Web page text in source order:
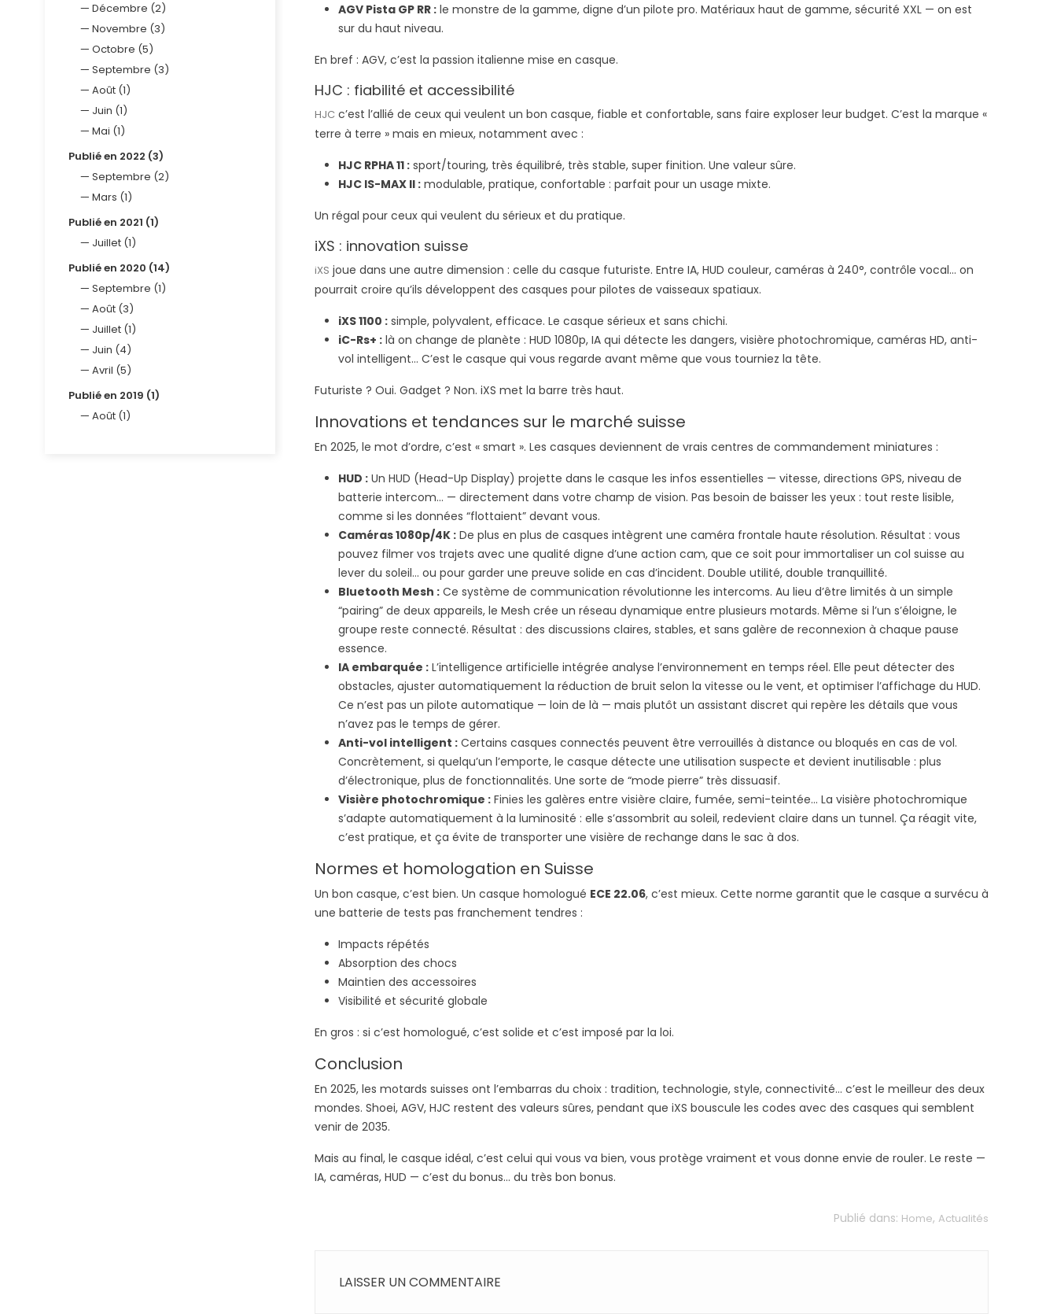
Décembre (2)
Novembre (3)
Octobre (5)
Septembre (3)
Août (1)
Juin (1)
Mai (1)
Publié en 2022 (3)
Septembre (2)
Mars (1)
Publié en 2021 (1)
Juillet (1)
Publié en 2020 (14)
Septembre (1)
Août (3)
Juillet (1)
Juin (4)
Avril (5)
Publié en 2019 (1)
Août (1)
AGV Pista GP RR :le monstre de la gamme, digne d’un pilote pro. Matériaux haut de gamme, sécurité XXL — on est
sur du haut niveau.
En bref : AGV, c’est la passion italienne mise en casque.
HJC : fiabilité et accessibilité
HJCc’est l’allié de ceux qui veulent un bon casque, fiable et confortable, sans faire exploser leur budget. C’est la marque «
terre à terre » mais en mieux, notamment avec :
HJC RPHA 11 :sport/touring, très équilibré, très stable, super finition. Une valeur sûre.
HJC IS-MAX II :modulable, pratique, confortable : parfait pour un usage mixte.
Un régal pour ceux qui veulent du sérieux et du pratique.
iXS : innovation suisse
iXS joue dans une autre dimension : celle du casque futuriste. Entre IA, HUD couleur, caméras à 240°, contrôle vocal… on
pourrait croire qu’ils développent des casques pour pilotes de vaisseaux spatiaux.
iXS 1100 :simple, polyvalent, efficace. Le casque sérieux et sans chichi.
iC-Rs+ :là on change de planète : HUD 1080p, IA qui détecte les dangers, visière photochromique, caméras HD, anti-
vol intelligent… C’est le casque qui vous regarde avant même que vous tourniez la tête.
Futuriste ? Oui. Gadget ? Non. iXS met la barre très haut.
Innovations et tendances sur le marché suisse
En 2025, le mot d’ordre, c’est « smart ». Les casques deviennent de vrais centres de commandement miniatures :
HUD :Un HUD (Head-Up Display) projette dans le casque les infos essentielles — vitesse, directions GPS, niveau de
batterie intercom… — directement dans votre champ de vision. Pas besoin de baisser les yeux : tout reste lisible,
comme si les données “flottaient” devant vous.
Caméras 1080p/4K :De plus en plus de casques intègrent une caméra frontale haute résolution. Résultat : vous
pouvez filmer vos trajets avec une qualité digne d’une action cam, que ce soit pour immortaliser un col suisse au
lever du soleil… ou pour garder une preuve solide en cas d’incident. Double utilité, double tranquillité.
Bluetooth Mesh :Ce système de communication révolutionne les intercoms. Au lieu d’être limités à un simple
“pairing” de deux appareils, le Mesh crée un réseau dynamique entre plusieurs motards. Même si l’un s’éloigne, le
groupe reste connecté. Résultat : des discussions claires, stables, et sans galère de reconnexion à chaque pause
essence.
IA embarquée :L’intelligence artificielle intégrée analyse l’environnement en temps réel. Elle peut détecter des
obstacles, ajuster automatiquement la réduction de bruit selon la vitesse ou le vent, et optimiser l’affichage du HUD.
Ce n’est pas un pilote automatique — loin de là — mais plutôt un assistant discret qui repère les détails que vous
n’avez pas le temps de gérer.
Anti-vol intelligent :Certains casques connectés peuvent être verrouillés à distance ou bloqués en cas de vol.
Concrètement, si quelqu’un l’emporte, le casque détecte une utilisation suspecte et devient inutilisable : plus
d’électronique, plus de fonctionnalités. Une sorte de “mode pierre” très dissuasif.
Visière photochromique :Finies les galères entre visière claire, fumée, semi-teintée… La visière photochromique
s’adapte automatiquement à la luminosité : elle s’assombrit au soleil, redevient claire dans un tunnel. Ça réagit vite,
c’est pratique, et ça évite de transporter une visière de rechange dans le sac à dos.
Normes et homologation en Suisse
Un bon casque, c’est bien. Un casque homologué ECE 22.06, c’est mieux. Cette norme garantit que le casque a survécu à
une batterie de tests pas franchement tendres :
Impacts répétés
Absorption des chocs
Maintien des accessoires
Visibilité et sécurité globale
En gros : si c’est homologué, c’est solide et c’est imposé par la loi.
Conclusion
En 2025, les motards suisses ont l’embarras du choix : tradition, technologie, style, connectivité… c’est le meilleur des deux
mondes. Shoei, AGV, HJC restent des valeurs sûres, pendant que iXS bouscule les codes avec des casques qui semblent
venir de 2035.
Mais au final, le casque idéal, c’est celui qui vous va bien, vous protège vraiment et vous donne envie de rouler. Le reste —
IA, caméras, HUD — c’est du bonus… du très bon bonus.
Publié dans: Home, Actualités
LAISSER UN COMMENTAIRE